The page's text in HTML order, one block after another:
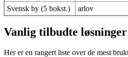
Svensk by (5 bokst.)
arlov
Vanlig tilbudte løsninger
Her er en rangert liste over de mest